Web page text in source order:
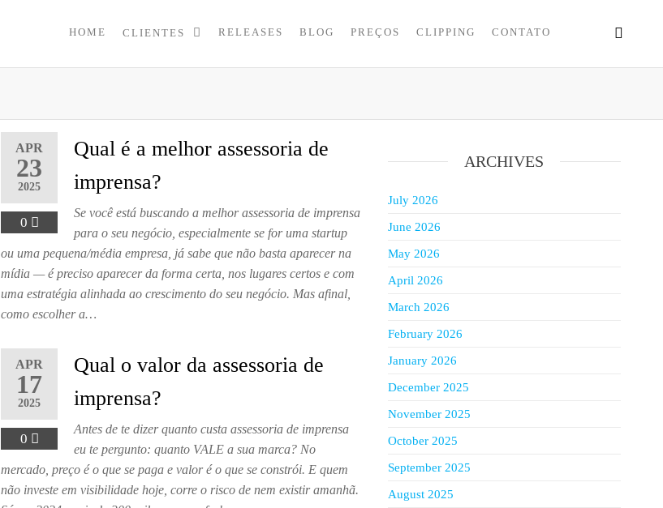
UP
Pequenas
Empresas
HOME CLIENTES RELEASES BLOG PREÇOS CLIPPING CONTATO
APR
23
2025
0
Qual é a melhor assessoria de
imprensa?
Se você está buscando a melhor assessoria de imprensa
para o seu negócio, especialmente se for uma startup
ou uma pequena/média empresa, já sabe que não basta aparecer na
mídia — é preciso aparecer da forma certa, nos lugares certos e com
uma estratégia alinhada ao crescimento do seu negócio. Mas afinal,
como escolher a…
APR
17
2025
0
Qual o valor da assessoria de
imprensa?
Antes de te dizer quanto custa assessoria de imprensa
eu te pergunto: quanto VALE a sua marca? No
mercado, preço é o que se paga e valor é o que se constrói. E quem
não investe em visibilidade hoje, corre o risco de nem existir amanhã.
ARCHIVES
July 2026
June 2026
May 2026
April 2026
March 2026
February 2026
January 2026
December 2025
November 2025
October 2025
September 2025
August 2025